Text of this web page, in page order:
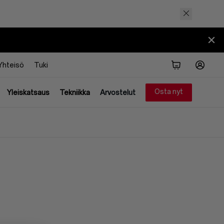
Tuki
Yleiskatsaus Tekniikka Arvostelut Osta nyt